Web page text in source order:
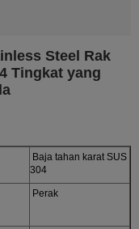
Steel Rak
Tingkat yang
Baja tahan karat SUS
304
Perak